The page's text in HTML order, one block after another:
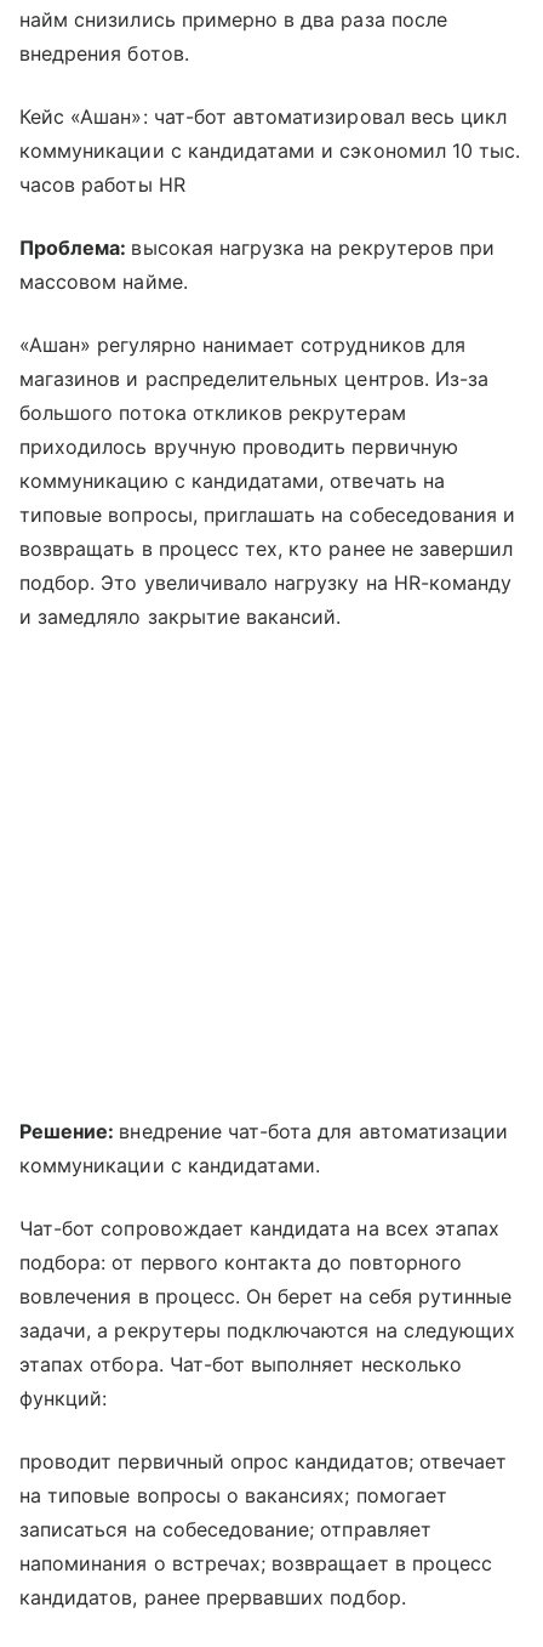
найм снизились примерно в два раза после
внедрения ботов.
Кейс «Ашан»: чат-бот автоматизировал весь цикл
коммуникации с кандидатами и сэкономил 10 тыс.
часов работы HR
Проблема: высокая нагрузка на рекрутеров при
массовом найме.
«Ашан» регулярно нанимает сотрудников для
магазинов и распределительных центров. Из-за
большого потока откликов рекрутерам
приходилось вручную проводить первичную
коммуникацию с кандидатами, отвечать на
типовые вопросы, приглашать на собеседования и
возвращать в процесс тех, кто ранее не завершил
подбор. Это увеличивало нагрузку на HR-команду
и замедляло закрытие вакансий.
Решение: внедрение чат-бота для автоматизации
коммуникации с кандидатами.
Чат-бот сопровождает кандидата на всех этапах
подбора: от первого контакта до повторного
вовлечения в процесс. Он берет на себя рутинные
задачи, а рекрутеры подключаются на следующих
этапах отбора. Чат-бот выполняет несколько
функций:
проводит первичный опрос кандидатов; отвечает
на типовые вопросы о вакансиях; помогает
записаться на собеседование; отправляет
напоминания о встречах; возвращает в процесс
кандидатов, ранее прервавших подбор.